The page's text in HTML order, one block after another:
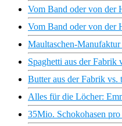
Vom Band oder von der
Vom Band oder von der
Maultaschen-
Spaghetti aus der Fabrik
Butter aus der Fabrik
Alles für die Löcher:
35Mio. Schokohasen